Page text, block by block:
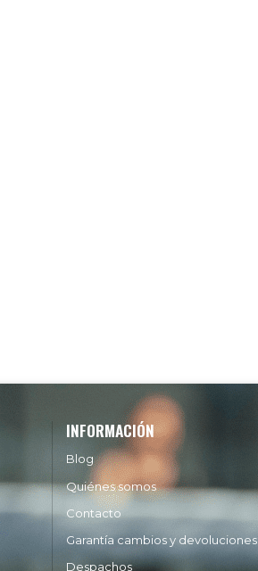
INFORMACIÓN
Blog
Quiénes somos
Contacto
Garantía cambios y devoluciones
Despachos